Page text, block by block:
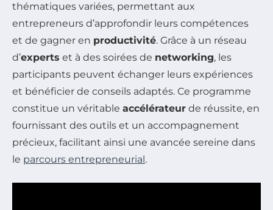
thématiques variées, permettant aux
entrepreneurs d’approfondir leurs compétences
et de gagner en productivité. Grâce à un réseau
d’experts et à des soirées de networking, les
participants peuvent échanger leurs expériences
et bénéficier de conseils adaptés. Ce programme
constitue un véritable accélérateur de réussite, en
fournissant des outils et un accompagnement
précieux, facilitant ainsi une avancée sereine dans
le parcours entrepreneurial.